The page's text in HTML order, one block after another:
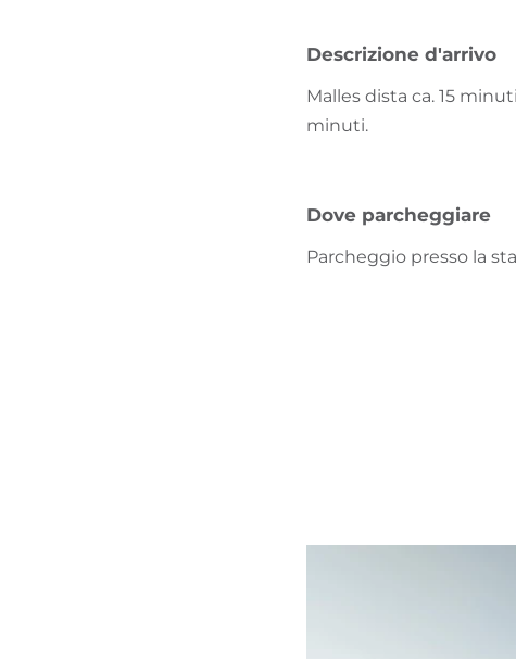
Descrizione d'arrivo
Malles dista ca. 15
minuti.
Dove parcheggiare
Parcheggio presso la